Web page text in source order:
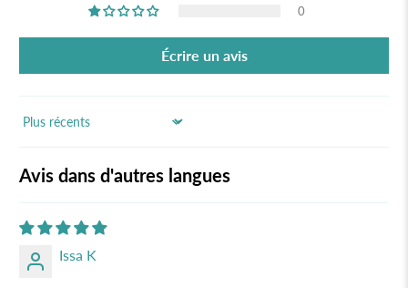
0
Écrire un avis
Sort by
Avis dans d'autres langues
Issa K